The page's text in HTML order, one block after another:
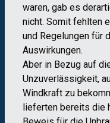
waren, gab es
nicht. Somit fehlten
und Regelungen für
Auswirkungen.
Aber in Bezug auf
Unzuverlässigkeit,
Windkraft zu
lieferten bereits die